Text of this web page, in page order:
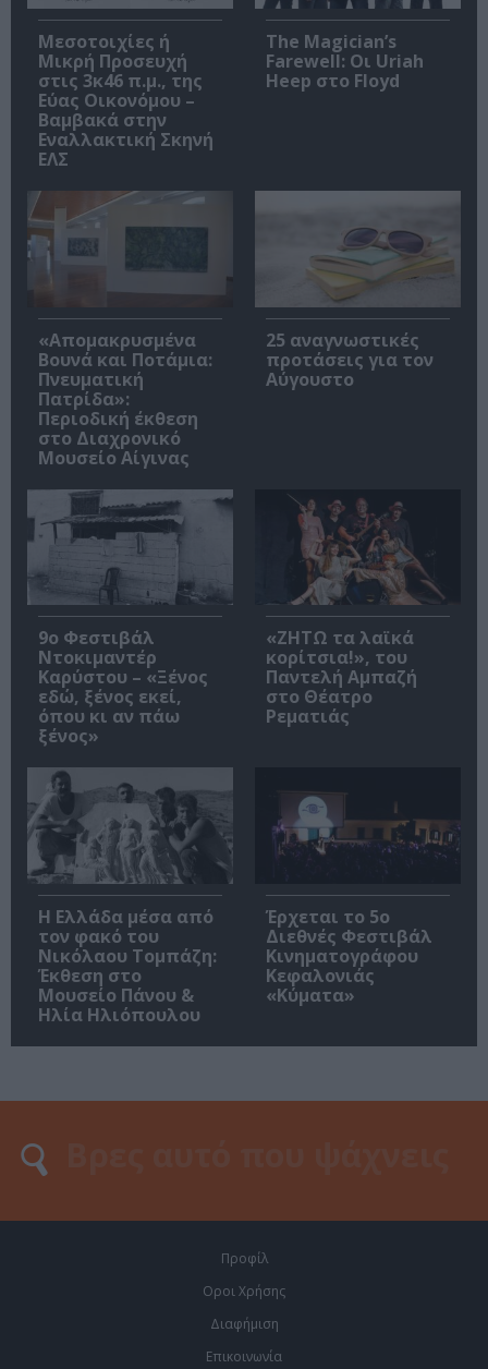
Μεσοτοιχίες ή
Μικρή Προσευχή
στις 3κ46 π.μ., της
Εύας Οικονόμου –
Βαμβακά στην
Εναλλακτική Σκηνή
ΕΛΣ
The Magician’s
Farewell: Οι Uriah
Heep στο Floyd
«Απομακρυσμένα
Βουνά και Ποτάμια:
Πνευματική
Πατρίδα»:
Περιοδική έκθεση
στο Διαχρονικό
Μουσείο Αίγινας
25 αναγνωστικές
προτάσεις για τον
Αύγουστο
9ο Φεστιβάλ
Ντοκιμαντέρ
Καρύστου – «Ξένος
εδώ, ξένος εκεί,
όπου κι αν πάω
ξένος»
«ΖΗΤΩ τα λαϊκά
κορίτσια!», του
Παντελή Αμπαζή
στο Θέατρο
Ρεματιάς
Η Ελλάδα μέσα από
τον φακό του
Νικόλαου Τομπάζη:
Έκθεση στο
Μουσείο Πάνου &
Ηλία Ηλιόπουλου
Έρχεται το 5ο
Διεθνές Φεστιβάλ
Κινηματογράφου
Κεφαλονιάς
«Κύματα»
Προφίλ
Οροι Χρήσης
Διαφήμιση
Επικοινωνία